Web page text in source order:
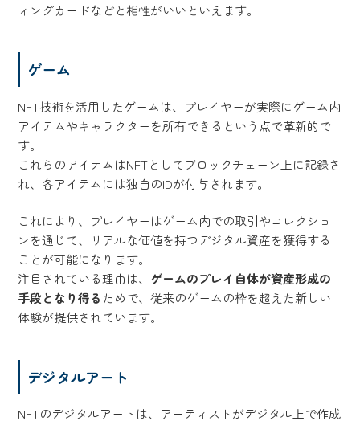
ィングカードなどと相性がいいといえます。
ゲーム
NFT技術を活用したゲームは、プレイヤーが実際にゲーム内
アイテムやキャラクターを所有できるという点で革新的で
す。
これらのアイテムはNFTとしてブロックチェーン上に記録さ
れ、各アイテムには独自のIDが付与されます。
これにより、プレイヤーはゲーム内での取引やコレクショ
ンを通じて、リアルな価値を持つデジタル資産を獲得する
ことが可能になります。
注目されている理由は、 ゲームのプレイ自体が資産形成の
手段となり得る ためで、従来のゲームの枠を超えた新しい
体験が提供されています。
デジタルアート
NFTのデジタルアートは、アーティストがデジタル上で作成